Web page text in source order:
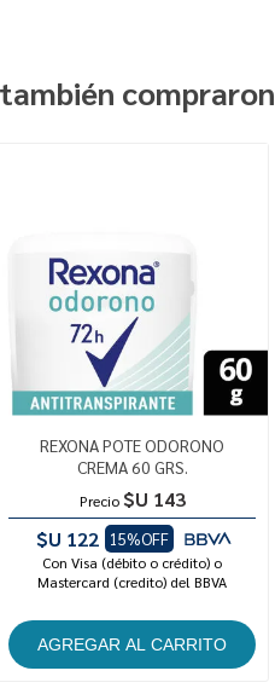
compraron
REXONA POTE ODORONO
CREMA 60 GRS.
Precio $U 143
$U 122 15%OFF
Con Visa (débito o crédito) o
Mastercard (credito) del BBVA